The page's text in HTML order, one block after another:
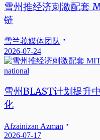
雪州推经济刺激配套
链
雪兰莪媒体团队
2026-07-24
national
雪州BLAST计划提升
化
Afzainizan Azman
2026-07-17